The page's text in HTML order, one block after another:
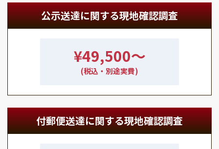
公示送達に関する現地確認調査
¥49,500〜
(税込・別途実費)
付郵便送達に関する現地確認調査